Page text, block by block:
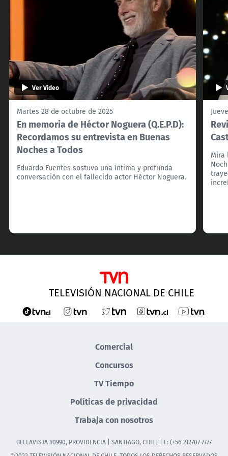
Ver Video
Martes 28 de octubre de 2025
En memoria de Héctor Noguera (Q.E.P.D):
Recordamos su entrevista en Buenas
Noches a Todos
Eduardo Fuentes sostuvo una íntima y profunda
conversación con el fallecido actor Héctor Noguera.
Mira
TELEVISIÓN NACIONAL DE CHILE
Comercial
Concursos
TV Tiempo
Políticas de privacidad
Trabaja con nosotros
BELLAVISTA #0990, PROVIDENCIA | SANTIAGO, CHILE | F: (+56-2)2707 7777